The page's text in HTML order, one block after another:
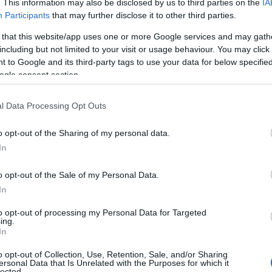
This information may also be disclosed by us to third parties on the
Participants that may further disclose it to other third parties.
that this website/app uses one or more Google services and may
but not limited to your visit or usage behaviour. You may
to Google and its third-party tags to use your data for below
consent section.
Data Processing Opt Outs
opt-out of the Sharing of my personal data.
opt-out of the Sale of my Personal Data.
opt-out of processing my Personal Data for Targeted
opt-out of Collection, Use, Retention, Sale, and/or Sharing
Data that Is Unrelated with the Purposes for which it
φανέλα του και οι κύριοι Αγγελόπουλοι,
της ομάδας για τη σεζόν 2026-2027.
με τον Ολυμπιακόγια 3 χρόνια, οι πρόεδροι
των δημοσιογράφων.